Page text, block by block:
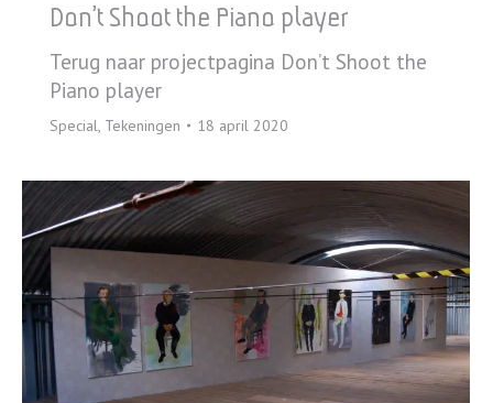
Don’t Shoot the Piano player
Terug naar projectpagina Don’t Shoot the
Piano player
Special, Tekeningen 18 april 2020